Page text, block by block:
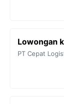
Lowongan
PT Cepat